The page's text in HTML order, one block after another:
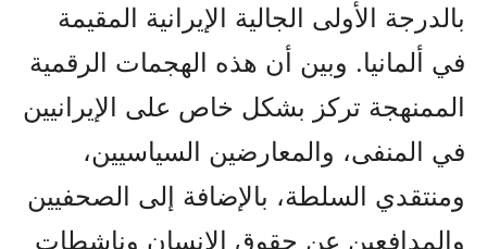
بالدرجة الأولى الجالية الإيرانية المقيمة
في ألمانيا. وبين أن هذه الهجمات الرقمية
الممنهجة تركز بشكل خاص على الإيرانيين
في المنفى، والمعارضين السياسيين،
ومنتقدي السلطة، بالإضافة إلى الصحفيين
والمدافعين عن حقوق الإنسان وناشطات